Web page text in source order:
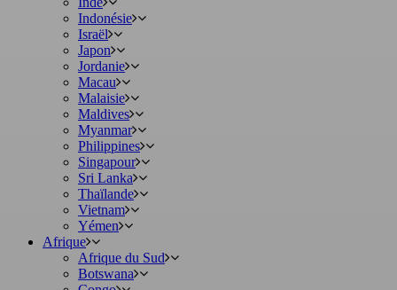
Indonésie
Israël
Japon
Jordanie
Macau
Malaisie
Maldives
Myanmar
Philippines
Singapour
Sri Lanka
Thaïlande
Vietnam
Yémen
Afrique
Afrique du Sud
Botswana